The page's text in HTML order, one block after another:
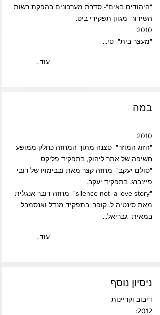
"היהודים באים"- סדרת מערכונים בהפקת רשות
השידור- מגוון תפקידי ביט.
2010:
"מעצר בית"- סי...
...עוד
במה
2010:
"הזוג המוזר"- סצנה מתוך המחזה כחלק ממופע
חשיפה של אתר ליהוק, בתפקיד פליקס.
"סולם יעקב"- מחזה קצר מאת ובבימויו של רובי
פיינברג. בתפקיד יעקב.
"silence not- a love story"- מחזה דובר אנגלית
מאת סינטיה ל. קופר. בתפקיד מנדל ואנסמבל.
במאית- גבריאל...
...עוד
ניסיון נוסף
דיבוב וקריינות
2012: